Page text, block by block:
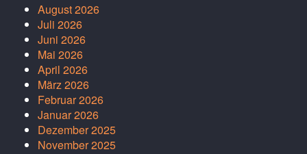
August 2026
Juli 2026
Juni 2026
Mai 2026
April 2026
März 2026
Februar 2026
Januar 2026
Dezember 2025
November 2025